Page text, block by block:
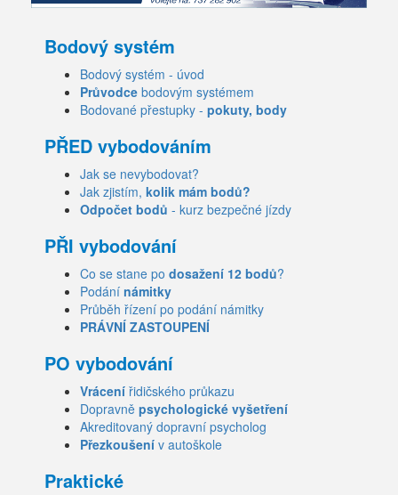
Bodový systém
Bodový systém - úvod
Průvodce bodovým systémem
Bodované přestupky - pokuty, body
PŘED vybodováním
Jak se nevybodovat?
Jak zjistím, kolik mám bodů?
Odpočet bodů - kurz bezpečné jízdy
PŘI vybodování
Co se stane po dosažení 12 bodů?
Podání námitky
Průběh řízení po podání námitky
PRÁVNÍ ZASTOUPENÍ
PO vybodování
Vrácení řidičského průkazu
Dopravně psychologické vyšetření
Akreditovaný dopravní psycholog
Přezkoušení v autoškole
Praktické